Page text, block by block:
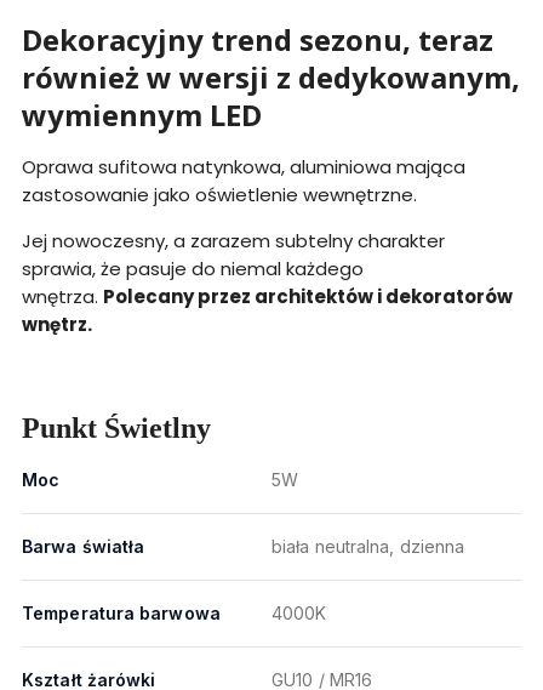
Dekoracyjny trend sezonu, teraz
również w wersji z dedykowanym,
wymiennym LED
Oprawa sufitowa natynkowa, aluminiowa mająca
zastosowanie jako oświetlenie wewnętrzne.
Jej nowoczesny, a zarazem subtelny charakter
sprawia, że pasuje do niemal każdego
wnętrza. Polecany przez architektów i dekoratorów
wnętrz.
Punkt Świetlny
Moc 5W
Barwa światła biała neutralna, dzienna
Temperatura barwowa 4000K
Kształt żarówki GU10 / MR16